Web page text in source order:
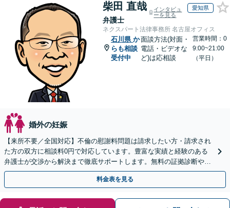
柴田 直哉
弁護士
インタビュ
ーを見る
愛知県
ネクスパート法律事務所 名古屋オフィス
石川県 か
らも相談
受付中
面談方法(対面・
電話・ビデオな
ど)は応相談
営業時間：0
9:00~21:00
（平日）
婚外の妊娠
【来所不要／全国対応】不倫の慰謝料問題は請求したい方・請求され
た方の双方に相談料0円で対応しています。豊富な実績と経験のある
弁護士が交渉から解決まで徹底サポートします。無料の証拠診断や着
手金の返還保証もありますので安心してご相談ください。
料金表を見る